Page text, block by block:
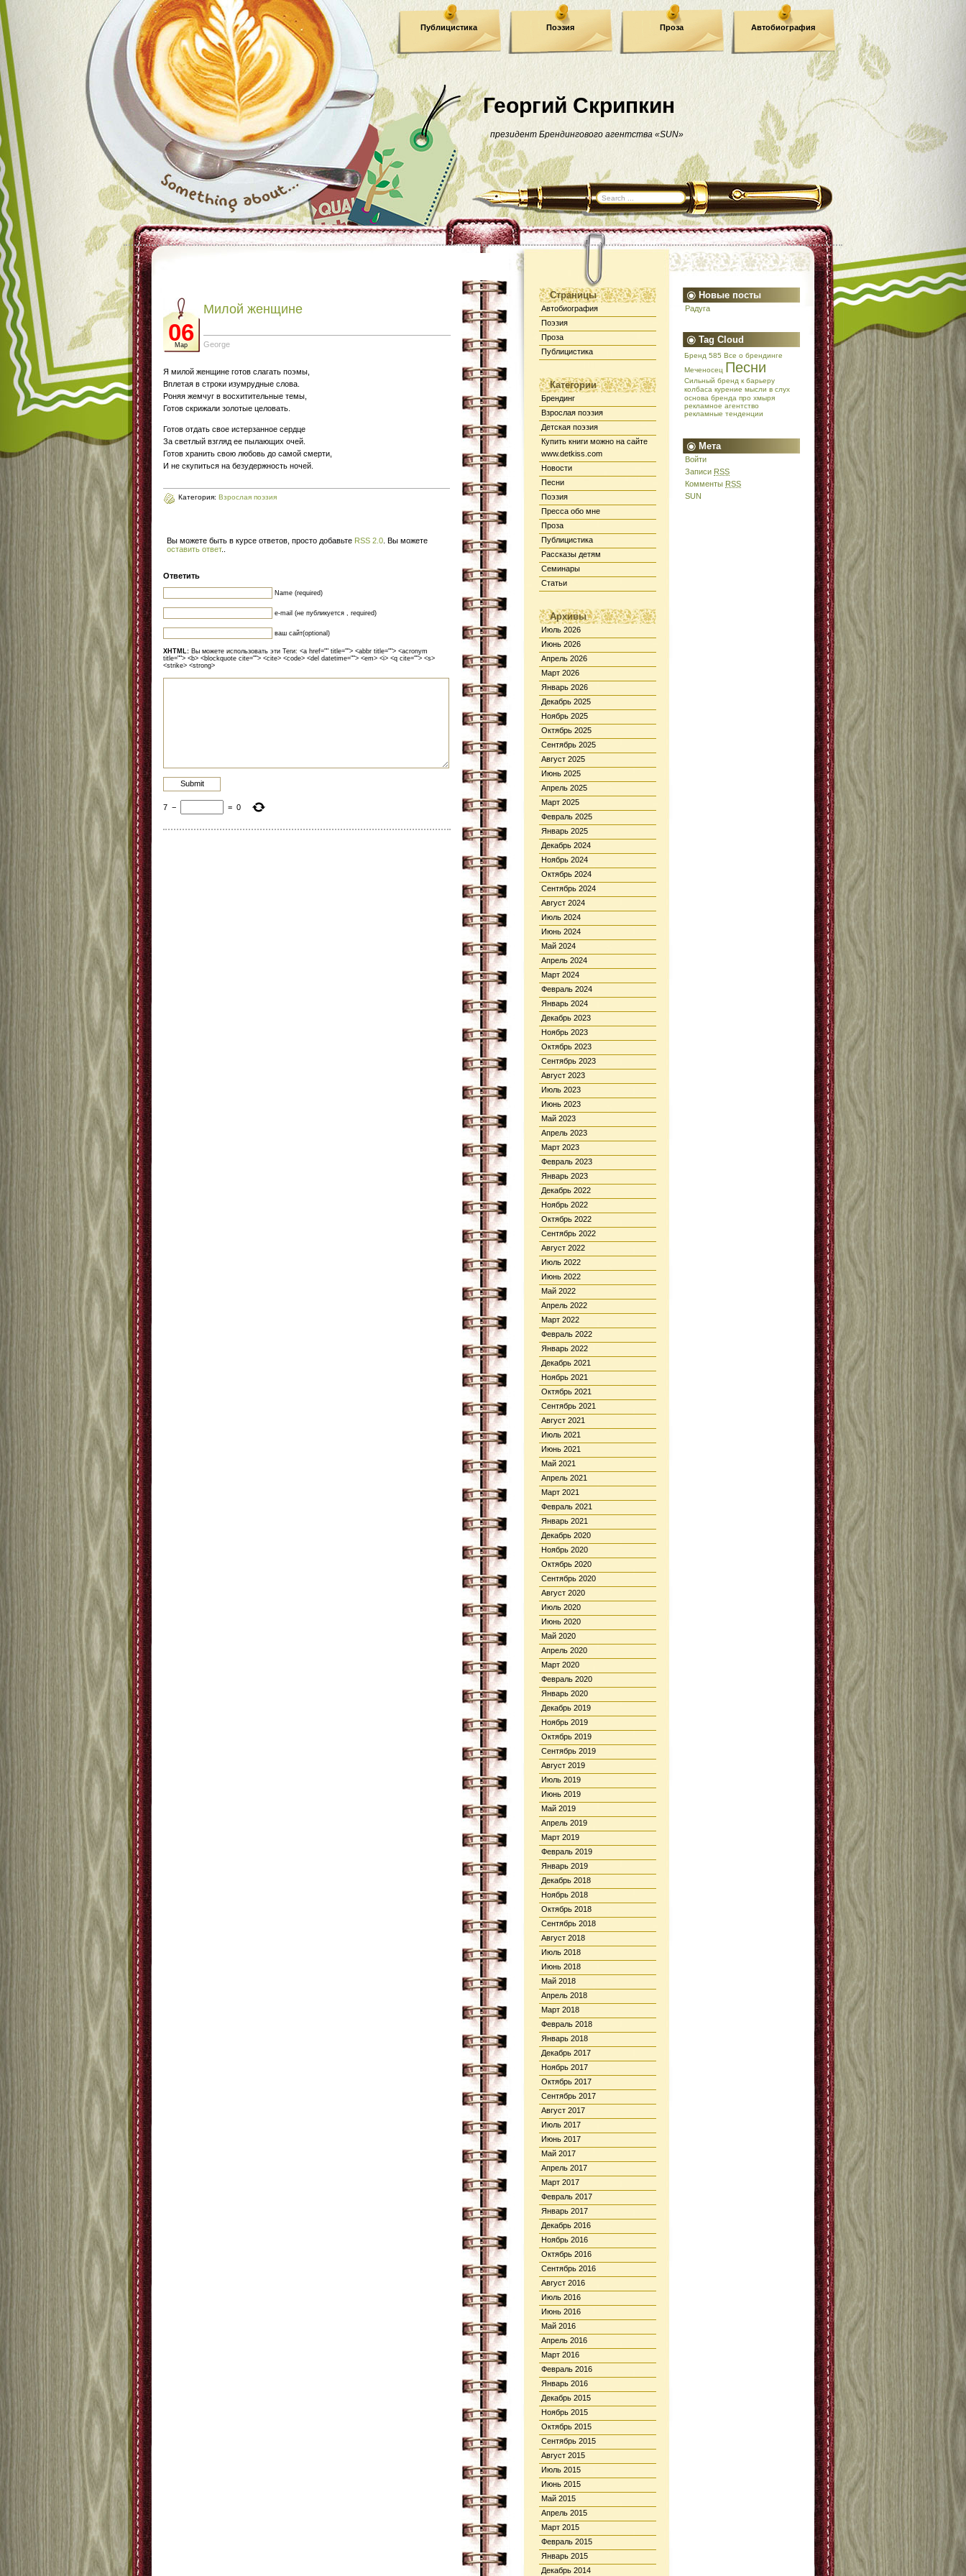
Георгий Скрипкин
президент Брендингового агентства «SUN»
Публицистика Поэзия Проза Автобиография
Страницы
Автобиография
Поэзия
Проза
Публицистика
Категории
Брендинг
Взрослая поэзия
Детская поэзия
Купить книги можно на сайте
www.detkiss.com
Новости
Песни
Поэзия
Пресса обо мне
Проза
Публицистика
Рассказы детям
Семинары
Статьи
Архивы
Июль 2026
Июнь 2026
Апрель 2026
Март 2026
Январь 2026
Декабрь 2025
Ноябрь 2025
Октябрь 2025
Сентябрь 2025
Август 2025
Июнь 2025
Апрель 2025
Март 2025
Февраль 2025
Январь 2025
Декабрь 2024
Ноябрь 2024
Октябрь 2024
Сентябрь 2024
Август 2024
Июль 2024
Июнь 2024
Май 2024
Апрель 2024
Март 2024
Февраль 2024
Январь 2024
Декабрь 2023
Ноябрь 2023
Октябрь 2023
Сентябрь 2023
Август 2023
Июль 2023
Июнь 2023
Май 2023
Апрель 2023
Март 2023
Февраль 2023
Январь 2023
Декабрь 2022
Ноябрь 2022
Октябрь 2022
Сентябрь 2022
Август 2022
Июль 2022
Июнь 2022
Май 2022
Апрель 2022
Март 2022
Февраль 2022
Январь 2022
Декабрь 2021
Ноябрь 2021
Октябрь 2021
Сентябрь 2021
Август 2021
Июль 2021
Июнь 2021
Май 2021
Апрель 2021
Март 2021
Февраль 2021
Январь 2021
Декабрь 2020
Ноябрь 2020
Октябрь 2020
Сентябрь 2020
Август 2020
Июль 2020
Июнь 2020
Май 2020
Апрель 2020
Март 2020
Февраль 2020
Январь 2020
Декабрь 2019
Ноябрь 2019
Октябрь 2019
Сентябрь 2019
Август 2019
Июль 2019
Июнь 2019
Май 2019
Апрель 2019
Март 2019
Февраль 2019
Январь 2019
Декабрь 2018
Ноябрь 2018
Октябрь 2018
Сентябрь 2018
Август 2018
Июль 2018
Июнь 2018
Май 2018
Апрель 2018
Март 2018
Февраль 2018
Январь 2018
Декабрь 2017
Ноябрь 2017
Октябрь 2017
Сентябрь 2017
Август 2017
Июль 2017
Июнь 2017
Май 2017
Апрель 2017
Март 2017
Февраль 2017
Январь 2017
Декабрь 2016
Ноябрь 2016
Октябрь 2016
Сентябрь 2016
Август 2016
Июль 2016
Июнь 2016
Май 2016
Апрель 2016
Март 2016
Февраль 2016
Январь 2016
Декабрь 2015
Ноябрь 2015
Октябрь 2015
Сентябрь 2015
Август 2015
Июль 2015
Июнь 2015
Май 2015
Апрель 2015
Март 2015
Февраль 2015
Январь 2015
Декабрь 2014
Новые посты
Радуга
Tag Cloud
Бренд 585 Все о брендинге
Меченосец Песни
Сильный бренд к барьеру
колбаса курение мысли в слух
основа бренда про хмыря
рекламное агентство
рекламные тенденции
Мета
Войти
Записи RSS
Комменты RSS
SUN
06
Мар
Милой женщине
George
Я милой женщине готов слагать поэмы,
Вплетая в строки изумрудные слова.
Роняя жемчуг в восхитительные темы,
Готов скрижали золотые целовать.
Готов отдать свое истерзанное сердце
За светлый взгляд ее пылающих очей.
Готов хранить свою любовь до самой смерти,
И не скупиться на безудержность ночей.
Категория: Взрослая поэзия
Вы можете быть в курсе ответов, просто добавьте RSS 2.0 . Вы можете
оставить ответ.
Ответить
Name (required)
e-mail (не публикуется , required)
ваш сайт(optional)
XHTML: Вы можете использовать эти Теги: <a href="" title=""> <abbr title=""> <acronym
title=""> <b> <blockquote cite=""> <cite> <code> <del datetime=""> <em> <i> <q cite=""> <s>
<strike> <strong>
7 − = 0